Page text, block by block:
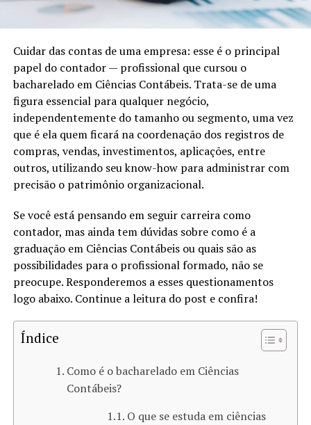
Cuidar das contas de uma empresa: esse é o principal
papel do contador — profissional que cursou o
bacharelado em Ciências Contábeis. Trata-se de uma
figura essencial para qualquer negócio,
independentemente do tamanho ou segmento, uma vez
que é ela quem ficará na coordenação dos registros de
compras, vendas, investimentos, aplicações, entre
outros, utilizando seu know-how para administrar com
precisão o patrimônio organizacional.
Se você está pensando em seguir carreira como
contador, mas ainda tem dúvidas sobre como é a
graduação em Ciências Contábeis ou quais são as
possibilidades para o profissional formado, não se
preocupe. Responderemos a esses questionamentos
logo abaixo. Continue a leitura do post e confira!
Índice
Como é o bacharelado em Ciências
Contábeis?
O que se estuda em ciências